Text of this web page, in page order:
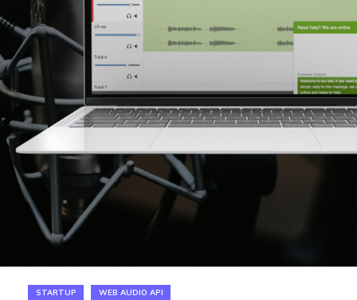
STARTUP
WEB AUDIO API